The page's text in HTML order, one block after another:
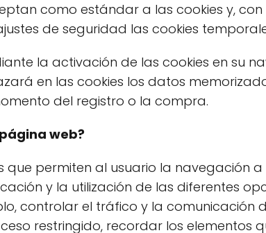
como estándar a las cookies y,
de seguridad las cookies
la activación de las cookies en su
en las cookies los datos
del registro o la compra.
web?
que permiten al usuario la navegación
y la utilización de las diferentes
controlar el tráfico y la comunicación
restringido, recordar los elementos